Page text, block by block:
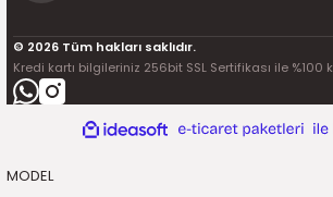
© 2026 Tüm hakları saklıdır.
Kredi kartı bilgileriniz 256bit SSL Sertifikası ile %100
ideasoft
e-
MODEL